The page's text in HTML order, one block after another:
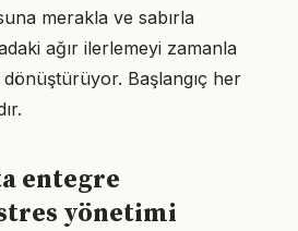
merakla ve sabırla
ağır ilerlemeyi zamanla
Başlangıç her
entegre
yönetimi